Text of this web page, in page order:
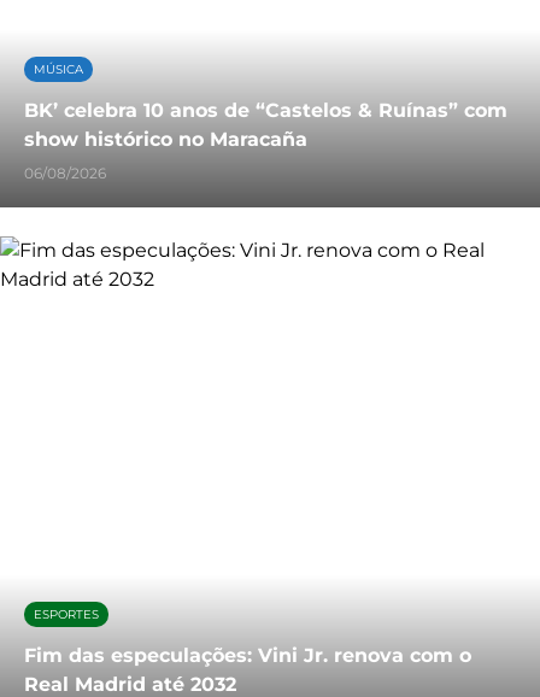
MÚSICA
BK’ celebra 10 anos de “Castelos & Ruínas” com
show histórico no Maracaña
06/08/2026
ESPORTES
Fim das especulações: Vini Jr. renova com o
Real Madrid até 2032